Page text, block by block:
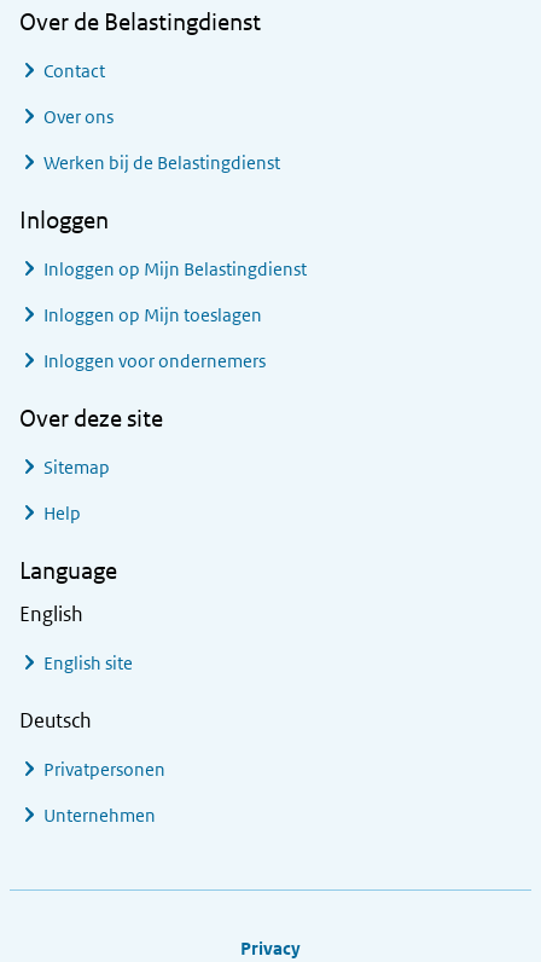
Over de Belastingdienst
Contact
Over ons
Werken bij de Belastingdienst
Inloggen
Inloggen op Mijn Belastingdienst
Inloggen op Mijn toeslagen
Inloggen voor ondernemers
Over deze site
Sitemap
Help
Language
English
English site
Deutsch
Privatpersonen
Unternehmen
Privacy